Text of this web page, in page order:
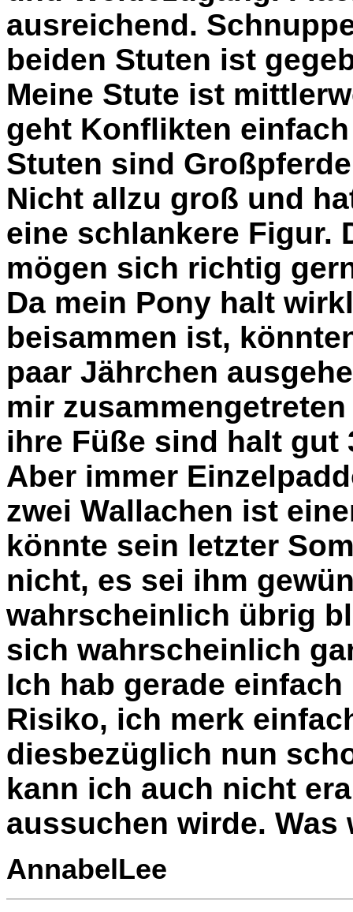
ausreichend.
beiden Stuten ist
Meine Stute ist
geht Konflikten
Stuten sind
Nicht allzu groß und
eine schlankere Figur.
mögen sich richtig
Da mein Pony halt
beisammen ist,
paar Jährchen
mir
ihre Füße sind halt gut
Aber immer
zwei Wallachen ist
könnte sein letzter
nicht, es sei ihm
wahrscheinlich übrig
sich wahrscheinlich
Ich hab gerade
Risiko, ich merk
diesbezüglich nun
kann ich auch nicht
aussuchen wirde.
AnnabelLee